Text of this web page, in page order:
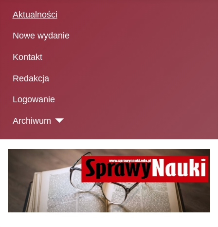
Aktualności
Nowe wydanie
Kontakt
Redakcja
Logowanie
Archiwum